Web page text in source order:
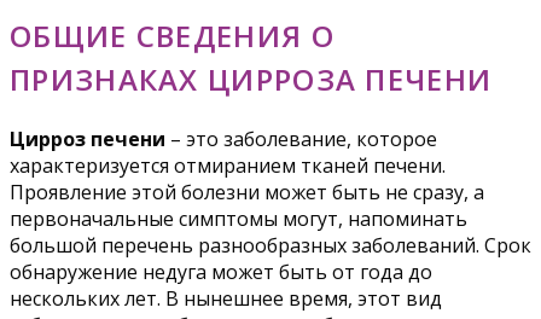
ОБЩИЕ СВЕДЕНИЯ О
ПРИЗНАКАХ ЦИРРОЗА ПЕЧЕНИ
Цирроз печени – это заболевание, которое
характеризуется отмиранием тканей печени.
Проявление этой болезни может быть не сразу, а
первоначальные симптомы могут, напоминать
большой перечень разнообразных заболеваний. Срок
обнаружение недуга может быть от года до
нескольких лет. В нынешнее время, этот вид